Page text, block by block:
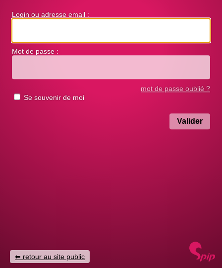
Login ou adresse email :
Mot de passe :
mot de passe oublié ?
Se souvenir de moi
retour au site public